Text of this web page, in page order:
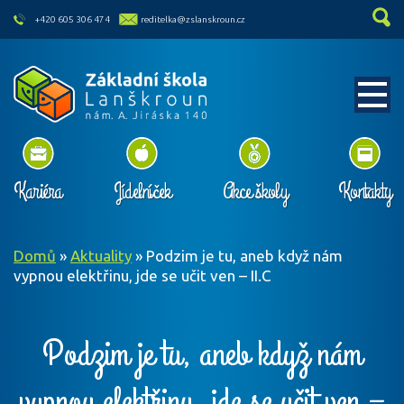
skip to main content
+420 605 306 474 reditelka@zslanskroun.cz
Kariéra Jídelníček Akce školy Kontakty
Domů » Aktuality » Podzim je tu, aneb když nám
vypnou elektřinu, jde se učit ven – II.C
Podzim je tu, aneb když nám